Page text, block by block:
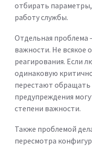
отбирать
работу службы.
Отдельная проблема
важности. Не всякое
реагирования. Если
одинаковую
перестают
предупреждения
степени важности.
Также проблемой
пересмотра